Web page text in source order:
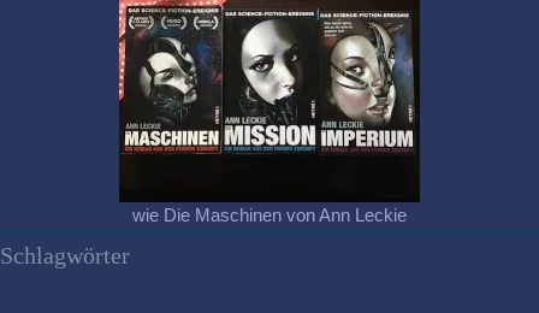
wie Die Maschinen von Ann Leckie
Schlagwörter